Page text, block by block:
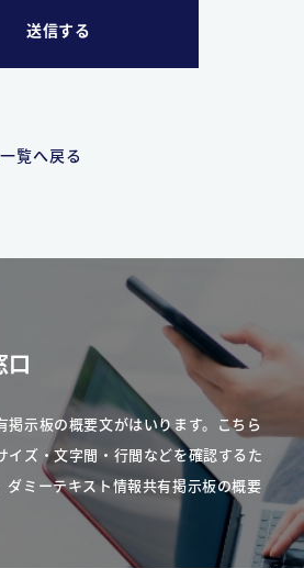
覧へ戻る
口
掲示板の概要文がはいります。こちら
イズ・文字間・行間などを確認するた
ダミーテキスト情報共有掲示板の概要